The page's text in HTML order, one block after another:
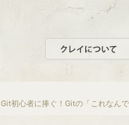
Git初心者に捧ぐ！Gitの「これなん